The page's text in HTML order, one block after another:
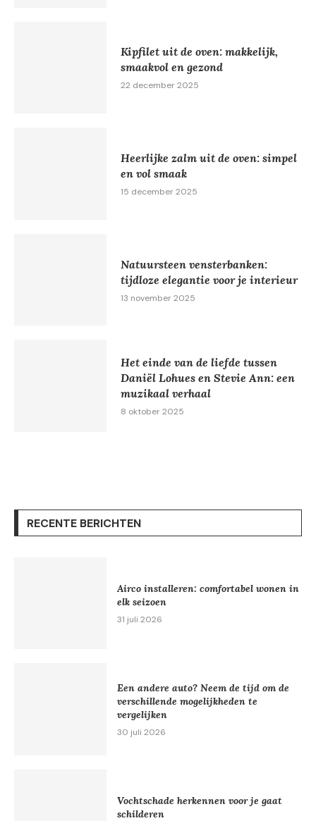
Kipfilet uit de oven: makkelijk,
smaakvol en gezond
22 december 2025
Heerlijke zalm uit de oven: simpel
en vol smaak
15 december 2025
Natuursteen vensterbanken:
tijdloze elegantie voor je interieur
13 november 2025
Het einde van de liefde tussen
Daniël Lohues en Stevie Ann: een
muzikaal verhaal
8 oktober 2025
RECENTE BERICHTEN
Airco installeren: comfortabel wonen in
elk seizoen
31 juli 2026
Een andere auto? Neem de tijd om de
verschillende mogelijkheden te
vergelijken
30 juli 2026
Vochtschade herkennen voor je gaat
schilderen